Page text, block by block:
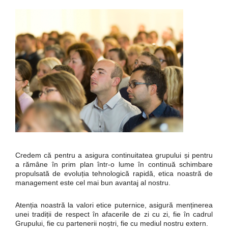
Credem că pentru a asigura continuitatea grupului și pentru
a rămâne în prim plan într-o lume în continuă schimbare
propulsată de evoluția tehnologică rapidă, etica noastră de
management este cel mai bun avantaj al nostru.
Atenția noastră la valori etice puternice, asigură menținerea
unei tradiții de respect în afacerile de zi cu zi, fie în cadrul
Grupului, fie cu partenerii noștri, fie cu mediul nostru extern.